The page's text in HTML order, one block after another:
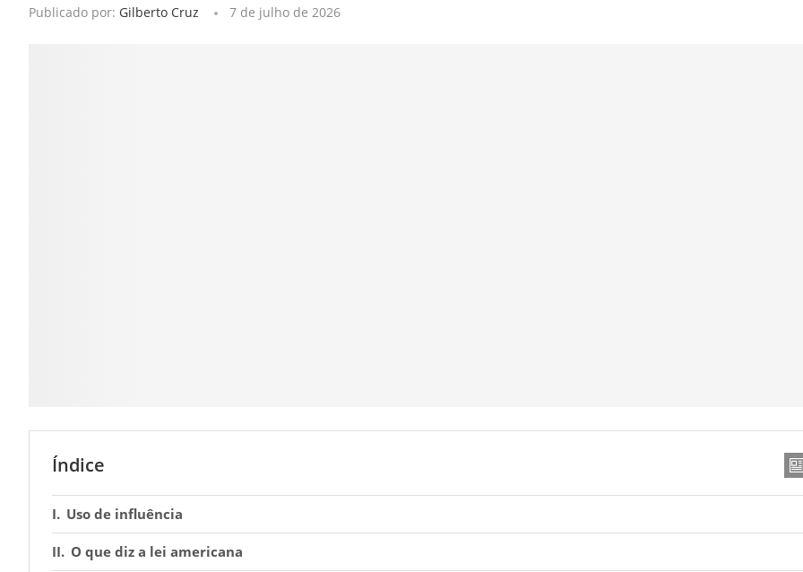
Publicado por: Gilberto Cruz 7 de julho de 2026
Índice
Uso de influência
O que diz a lei americana